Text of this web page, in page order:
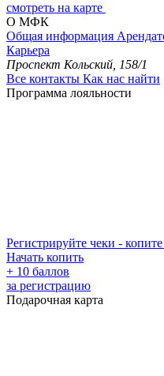
смотреть на карте
О МФК
Общая информация
Карьера
Проспект Кольский, 158/1
Все контакты Как нас найти
Программа лояльности
Регистрируйте чеки -
Начать копить
+ 10 баллов
за регистрацию
Подарочная карта